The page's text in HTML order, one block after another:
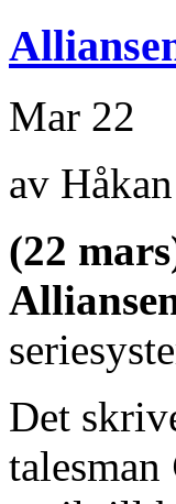
Mar 22
av
(22
Det
talesman